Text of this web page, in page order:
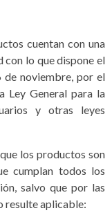
cuentan con una
con lo que dispone el
de noviembre, por el
Ley General para la
y otras leyes
los productos son
cumplan todos los
salvo que por las
resulte aplicable: